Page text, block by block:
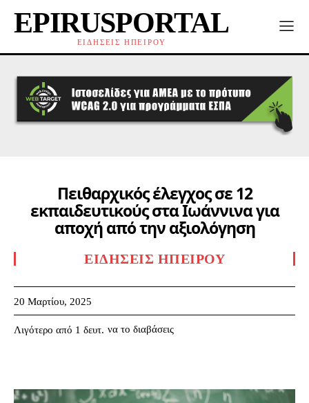
EPIRUSPORTAL
ΕΙΔΗΣΕΙΣ ΗΠΕΙΡΟΥ
Πειθαρχικός έλεγχος σε 12
εκπαιδευτικούς στα Ιωάννινα για
αποχή από την αξιολόγηση
ΕΙΔΉΣΕΙΣ ΗΠΕΊΡΟΥ
20 Μαρτίου, 2025
Λιγότερο από 1 δευτ. να το διαβάσεις